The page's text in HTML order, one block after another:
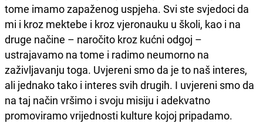
tome imamo zapaženog uspjeha. Svi ste svjedoci da
mi i kroz mektebe i kroz vjeronauku u školi, kao i na
druge načine – naročito kroz kućni odgoj –
ustrajavamo na tome i radimo neumorno na
zaživljavanju toga. Uvjereni smo da je to naš interes,
ali jednako tako i interes svih drugih. I uvjereni smo da
na taj način vršimo i svoju misiju i adekvatno
promoviramo vrijednosti kulture kojoj pripadamo.